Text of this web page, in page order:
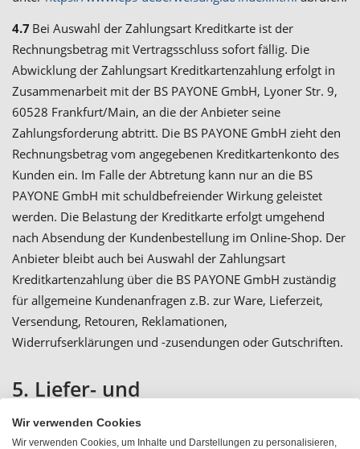
4.7 Bei Auswahl der Zahlungsart Kreditkarte ist der
Rechnungsbetrag mit Vertragsschluss sofort fällig. Die
Abwicklung der Zahlungsart Kreditkartenzahlung erfolgt in
Zusammenarbeit mit der BS PAYONE GmbH, Lyoner Str. 9,
60528 Frankfurt/Main, an die der Anbieter seine
Zahlungsforderung abtritt. Die BS PAYONE GmbH zieht den
Rechnungsbetrag vom angegebenen Kreditkartenkonto des
Kunden ein. Im Falle der Abtretung kann nur an die BS
PAYONE GmbH mit schuldbefreiender Wirkung geleistet
werden. Die Belastung der Kreditkarte erfolgt umgehend
nach Absendung der Kundenbestellung im Online-Shop. Der
Anbieter bleibt auch bei Auswahl der Zahlungsart
Kreditkartenzahlung über die BS PAYONE GmbH zuständig
für allgemeine Kundenanfragen z.B. zur Ware, Lieferzeit,
Versendung, Retouren, Reklamationen,
Widerrufserklärungen und -zusendungen oder Gutschriften.
5. Liefer- und
Versandbedingungen
Wir verwenden Cookies
Wir verwenden Cookies, um Inhalte und Darstellungen zu personalisieren,